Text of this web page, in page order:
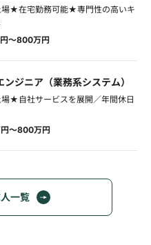
★在宅勤務可能★専門性の高いキ
～800万円
ンジニア（業務系システム）
★自社サービスを展開／年間休日
～800万円
一覧